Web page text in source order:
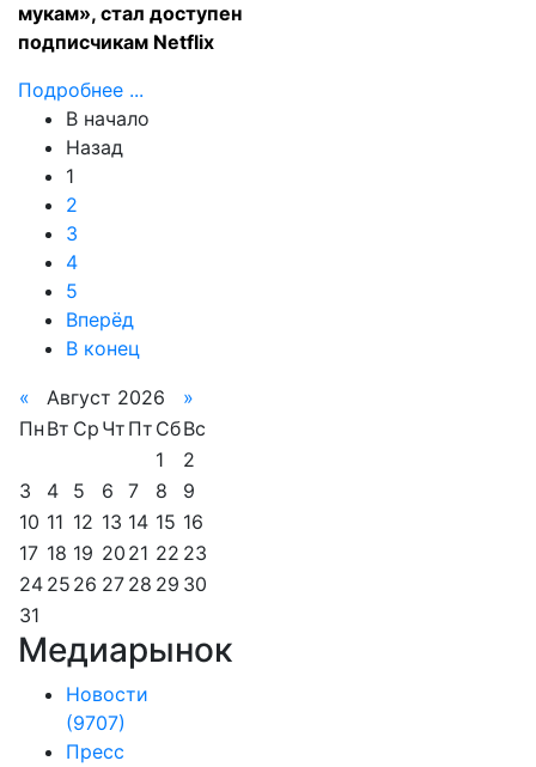
мукам», стал доступен
подписчикам Netflix
Подробнее ...
В начало
Назад
1
2
3
4
5
Вперёд
В конец
« Август 2026
»
Пн Вт Ср Чт Пт СбВс
1
2
3
4 5 6 7 8
9
10 11 12 13 14 15 16
17 18 19 20 21 22 23
24 25 26 27 28 29 30
31
Медиарынок
Новости
(9707)
Пресс